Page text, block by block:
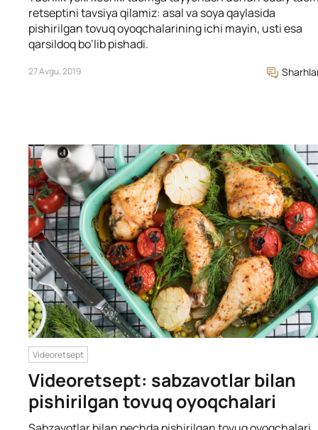
retseptini tavsiya qilamiz: asal va soya qaylasida
pishirilgan tovuq oyoqchalarining ichi mayin, usti esa
qarsildoq bo’lib pishadi.
27 Avgu, 2019
Videoretsept
Videoretsept: sabzavotlar bilan
pishirilgan tovuq oyoqchalari